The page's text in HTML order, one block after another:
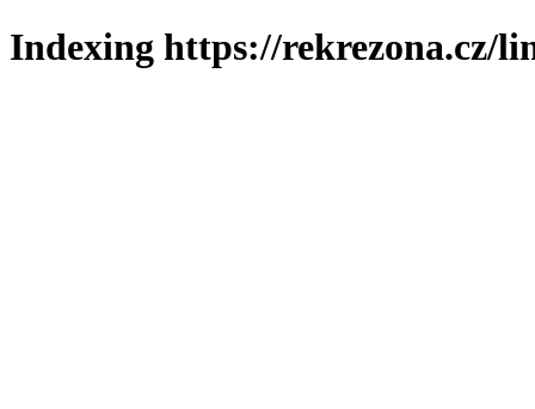
Indexing https://rekrezona.cz/